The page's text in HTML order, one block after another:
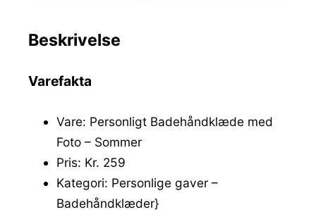
Beskrivelse
Varefakta
Vare: Personligt Badehåndklæde med
Foto – Sommer
Pris: Kr. 259
Kategori: Personlige gaver –
Badehåndklæder}